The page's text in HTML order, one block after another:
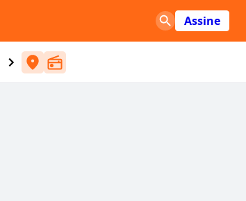
Assine
Entretenimento